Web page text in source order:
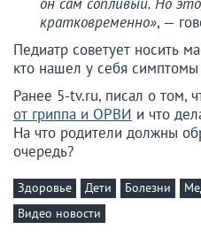
кратковременно», —
Педиатр советует носить
кто нашел у себя
Ранее 5-tv.ru, писал о том,
от гриппа и ОРВИ и что
На что родители должны
очередь?
Здоровье Дети Болезни
Видео новости